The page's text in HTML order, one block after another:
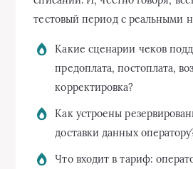
тестовый период с реальными
Какие сценарии чеков
предоплата, постоплата,
корректировка?
Как устроены
доставки данных
Что входит в тариф: